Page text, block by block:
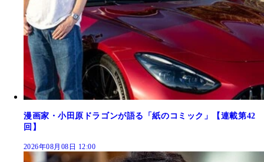
漫画家・小田原ドラゴンが語る「紙のコミック」【連載第42
回】
2026年08月08日 12:00